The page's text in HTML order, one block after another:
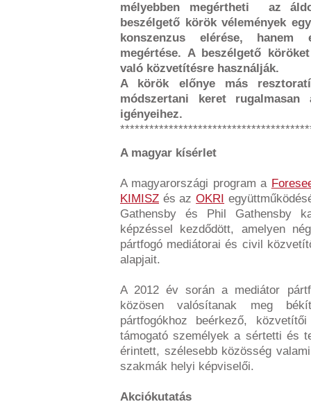
mélyebben megértheti az
beszélgető körök vélemények
konszenzus elérése, hanem
megértése. A beszélgető
való közvetítésre használják.
A körök előnye más
módszertani keret
igényeihez.
A magyar kísérlet
A magyarországi program a
KIMISZ és azOKRI
Gathensby és Phil Gathensby
képzéssel kezdődött, amelyen
pártfogó mediátorai és civil
alapjait.
A 2012 év során a mediátor
közösen valósítanak meg
pártfogókhoz beérkező,
támogató személyek a sértetti és
érintett, szélesebb közösség
szakmák helyi képviselői.
Akciókutatás